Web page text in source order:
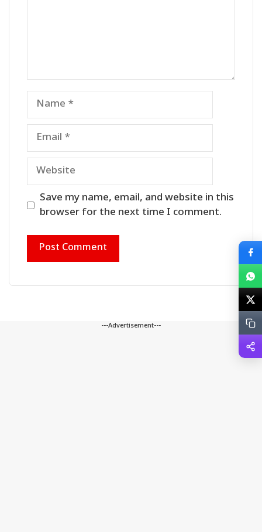
Name
Email
Website
Save my name, email, and website in this
browser for the next time I comment.
---Advertisement---